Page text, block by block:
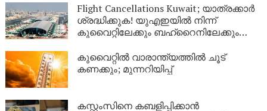
യുവാവിനായി പോലീസ് തിരച്ചിൽ
Flight Cancellations Kuwait; യാത്രക്കാർ
ശ്രദ്ധിക്കുക! യുഎഇയിൽ നിന്ന്
കുവൈറ്റിലേക്കും ബഹ്‌റൈനിലേക്കും
ഇങ്ങനെ
കുവൈറ്റിൽ വാരാന്ത്യത്തിൽ ചൂട്
കണക്കും; മുന്നറിയിപ്പ്
കസ്റ്റംസിനെ കബളിപ്പിക്കാൻ